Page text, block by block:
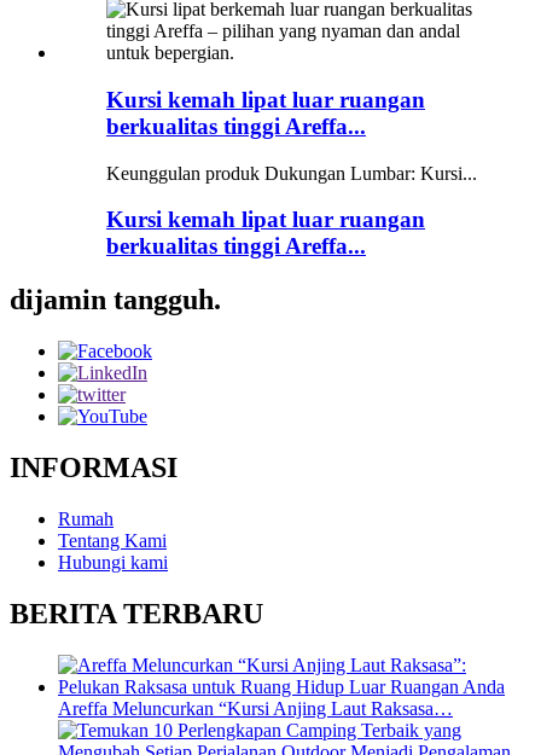
Kursi kemah lipat luar ruangan
berkualitas tinggi Areffa...
Keunggulan produk Dukungan Lumbar: Kursi...
Kursi kemah lipat luar ruangan
berkualitas tinggi Areffa...
dijamin tangguh.
INFORMASI
Rumah
Tentang Kami
Hubungi kami
BERITA TERBARU
Areffa Meluncurkan “Kursi Anjing Laut Raksasa…